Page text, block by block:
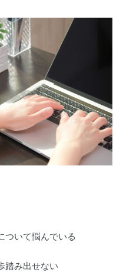
ついて悩んでいる
踏み出せない